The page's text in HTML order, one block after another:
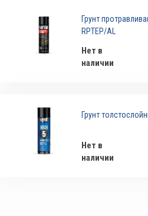
Грунт
RPTEP/AL
Нет в
наличии
Грунт
Нет в
наличии